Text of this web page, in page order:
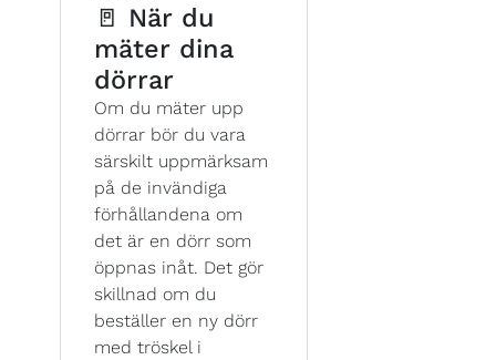
🚪 När du
mäter dina
dörrar
Om du mäter upp
dörrar bör du vara
särskilt uppmärksam
på de invändiga
förhållandena om
det är en dörr som
öppnas inåt. Det gör
skillnad om du
beställer en ny dörr
med tröskel i